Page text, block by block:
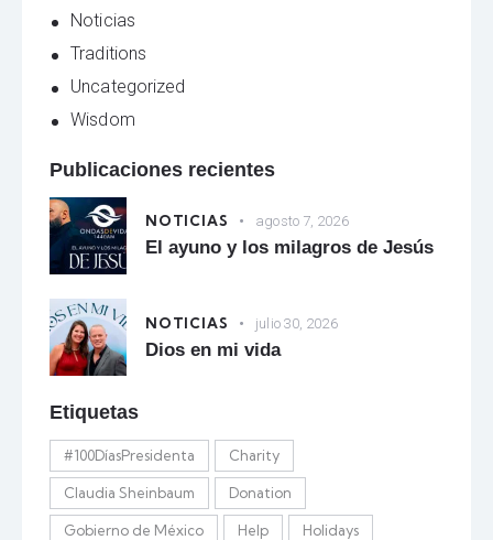
Noticias
Traditions
Uncategorized
Wisdom
Publicaciones recientes
NOTICIAS agosto 7, 2026
El ayuno y los milagros de Jesús
NOTICIAS julio 30, 2026
Dios en mi vida
Etiquetas
#100DíasPresidenta Charity
Claudia Sheinbaum Donation
Gobierno de México Help Holidays